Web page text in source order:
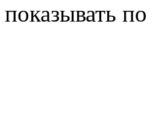
показывать по